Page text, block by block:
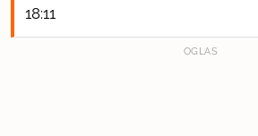
18:11
OGLAS